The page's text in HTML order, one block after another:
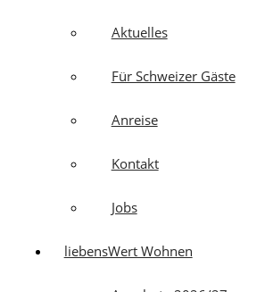
Aktuelles
Für Schweizer Gäste
Anreise
Kontakt
Jobs
liebensWert Wohnen